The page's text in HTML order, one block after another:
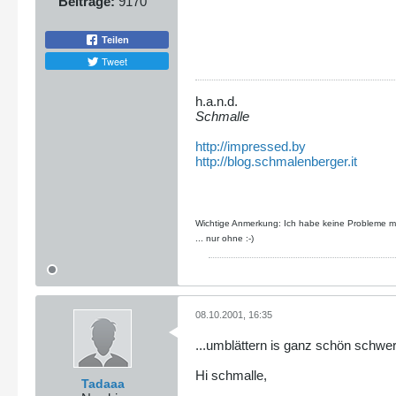
Teilen
Tweet
h.a.n.d.
Schmalle
http://impressed.by
http://blog.schmalenberger.it
Wichtige Anmerkung: Ich habe keine Probleme
... nur ohne :-)
Tadaaa
08.10.2001, 16:35
...umblättern is ganz schön
Hi schmalle,